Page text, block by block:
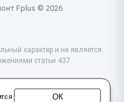
Fplus © 2026
характер и не является
статьи 437
техники Fplus, но не
Предоставляем
ОК